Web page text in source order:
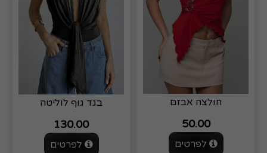
חולצה אבזם
50.00
לפרטים
בגד גוף לוליטה
130.00
לפרטים